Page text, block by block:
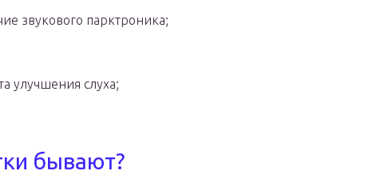
звукового парктроника;
улучшения слуха;
бывают?